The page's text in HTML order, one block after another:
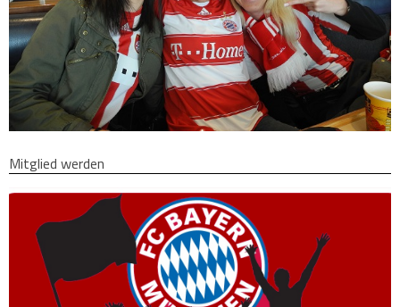
Mitglied werden